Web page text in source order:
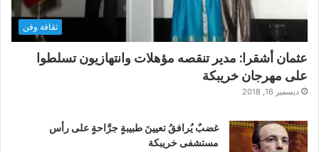
ثقافة وفن
عثمان أشقرا: مدير تنقصه مؤهلات وانتهازيون تسلطوا
على مهرجان خريبكة
ديسمبر 16, 2018
غضبٌ يُرافقُ تعيينَ طبيبةٍ جرَّاحةٍ على رأس
مستشفى خريبكة